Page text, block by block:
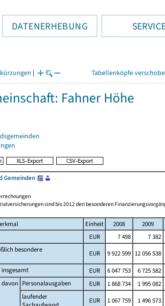
DATENERHEBUNG
| Tabellenköpfe
Fahner Höhe
Gemeinden
sind bis 2012 den besonderen
Einheit 2008 2009
EUR 7 498 7 382
besondere
EUR 9 922 599 12 056 538
insgesamt EUR 6 047 753 6 725 582
davon Personalausgaben EUR 1 868 734 1 995 082
laufender
EUR 1 067 759 1 496 573